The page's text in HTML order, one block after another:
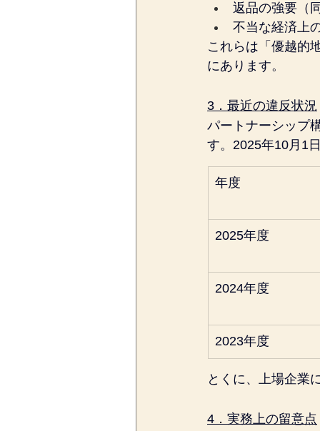
返品の強要（
不当な経済上
これらは「優越的
にあります。
3．最近の違反状況
パートナーシップ
す。2025年10月1
年度
2025年度
2024年度
2023年度
とくに、上場企業
4．実務上の留意点